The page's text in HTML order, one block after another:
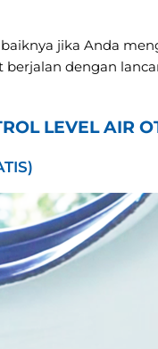
jika Anda
dengan
LEVEL AIR